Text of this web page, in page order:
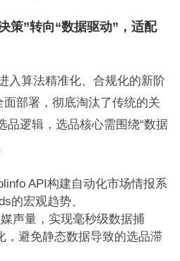
策”转向“数据驱动”，适配
入算法精准化、合规化的新阶
部署，彻底淘汰了传统的关
品逻辑，选品核心需围绕“数据
API构建自动化市场情报系
的宏观趋势、
声量，实现毫秒级数据捕
，避免静态数据导致的选品滞